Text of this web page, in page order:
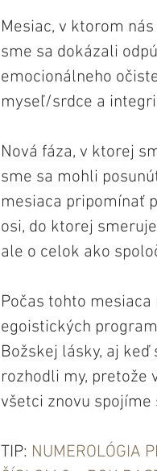
Mesiac, v ktorom
sme sa dokázali
emocionálneho
myseľ/srdce a
Nová fáza, v ktorej
sme sa mohli
mesiaca pripomínať
osi, do ktorej
ale o celok ako
Počas tohto
egoistických
Božskej lásky, aj
rozhodli my, pretože
všetci znovu spojíme
TIP: NUMEROLÓGIA